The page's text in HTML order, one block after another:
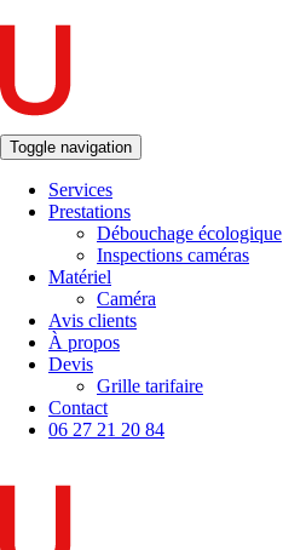
Toggle navigation
Services
Prestations
Débouchage écologique
Inspections caméras
Matériel
Caméra
Avis clients
À propos
Devis
Grille tarifaire
Contact
06 27 21 20 84